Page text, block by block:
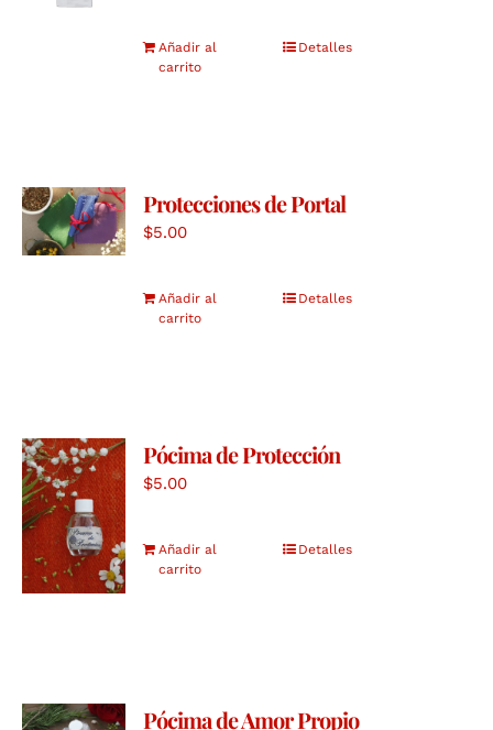
Añadir al
carrito
Detalles
Protecciones de Portal
$5.00
Añadir al
carrito
Detalles
Pócima de Protección
$5.00
Añadir al
carrito
Detalles
Pócima de Amor Propio